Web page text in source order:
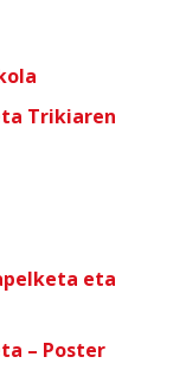
Trikiaren
eta
– Poster